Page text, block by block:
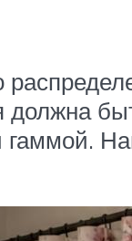
должна
гаммой.